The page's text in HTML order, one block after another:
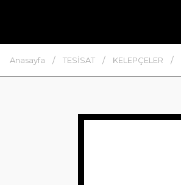
Anasayfa TESİSAT KELEPÇELER